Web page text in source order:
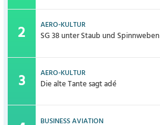
AERO-KULTUR
SG 38 unter Staub und Spinnweben
AERO-KULTUR
Die alte Tante sagt adé
BUSINESS AVIATION